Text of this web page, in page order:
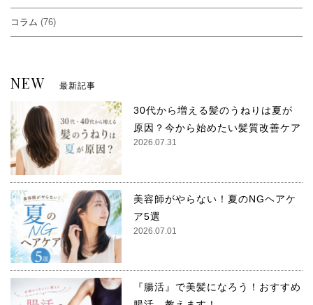
コラム (76)
NEW 最新記事
30代から増える髪のうねりは夏が
原因？今から始めたい髪質改善ケア
2026.07.31
美容師がやらない！夏のNGヘアケ
ア5選
2026.07.01
『腸活』で美髪になろう！おすすめ